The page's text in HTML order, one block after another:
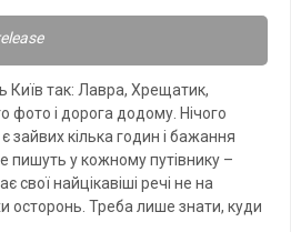
Київ так: Лавра, Хрещатик,
фото і дорога додому. Нічого
зайвих кілька годин і бажання
у кожному путівнику –
свої найцікавіші речі не на
осторонь. Треба лише знати, куди